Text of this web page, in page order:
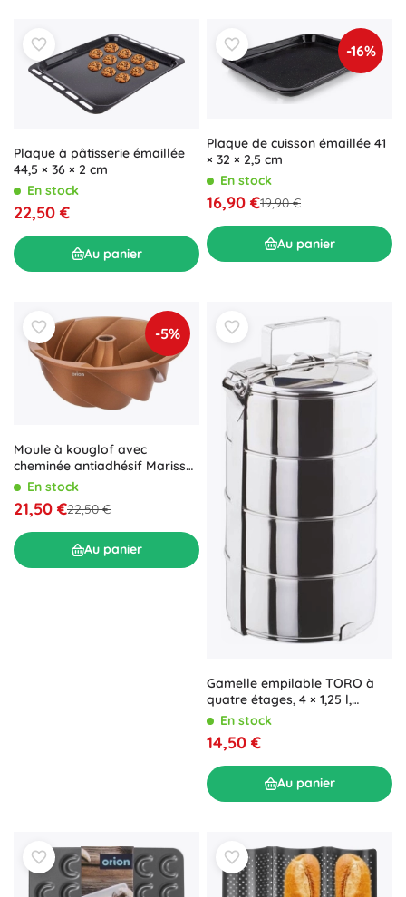
Plaque à pâtisserie émaillée
44,5 × 36 × 2 cm
En stock
22,50 €
Au panier
-16%
Plaque de cuisson émaillée 41
× 32 × 2,5 cm
En stock
16,90 €19,90 €
Au panier
-5%
Moule à kouglof avec
cheminée antiadhésif Marissa
24 cm
En stock
21,50 €22,50 €
Au panier
Gamelle empilable TORO à
quatre étages, 4 × 1,25 l,
diamètre 16 cm
En stock
14,50 €
Au panier